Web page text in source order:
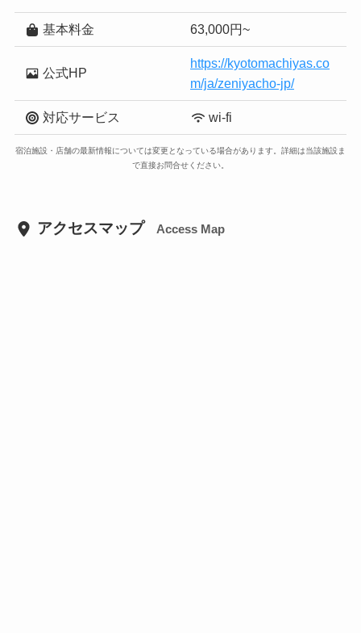
基本料金 63,000円~
公式HP
https://kyotomachiyas.co
m/ja/zeniyacho-jp/
対応サービス wi-fi
宿泊施設・店舗の最新情報については変更となっている場合があります。詳細は当該施設ま
で直接お問合せください。
アクセスマップ Access Map